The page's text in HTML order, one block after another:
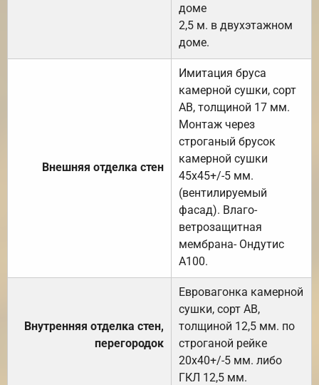
доме
2,5 м. в двухэтажном
доме.
Внешняя отделка стен
Имитация бруса
камерной сушки, сорт
АВ, толщиной 17 мм.
Монтаж через
строганый брусок
камерной сушки
45х45+/-5 мм.
(вентилируемый
фасад). Влаго-
ветрозащитная
мембрана- Ондутис
А100.
Внутренняя отделка стен,
перегородок
Евровагонка камерной
сушки, сорт АВ,
толщиной 12,5 мм. по
строганой рейке
20х40+/-5 мм. либо
ГКЛ 12,5 мм.